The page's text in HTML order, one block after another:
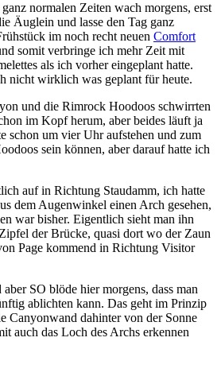
normalen Zeiten wach morgens, erst
Äuglein und lasse den Tag ganz
im noch recht neuen Comfort
somit verbringe ich mehr Zeit mit
als ich vorher eingeplant hatte.
nicht wirklich was geplant für heute.
und die Rimrock Hoodoos schwirrten
im Kopf herum, aber beides läuft ja
schon um vier Uhr aufstehen und zum
sein können, aber darauf hatte ich
auf in Richtung Staudamm, ich hatte
dem Augenwinkel einen Arch gesehen,
war bisher. Eigentlich sieht man ihn
der Brücke, quasi dort wo der Zaun
Page kommend in Richtung Visitor
SO blöde hier morgens, dass man
ablichten kann. Das geht im Prinzip
Canyonwand dahinter von der Sonne
auch das Loch des Archs erkennen